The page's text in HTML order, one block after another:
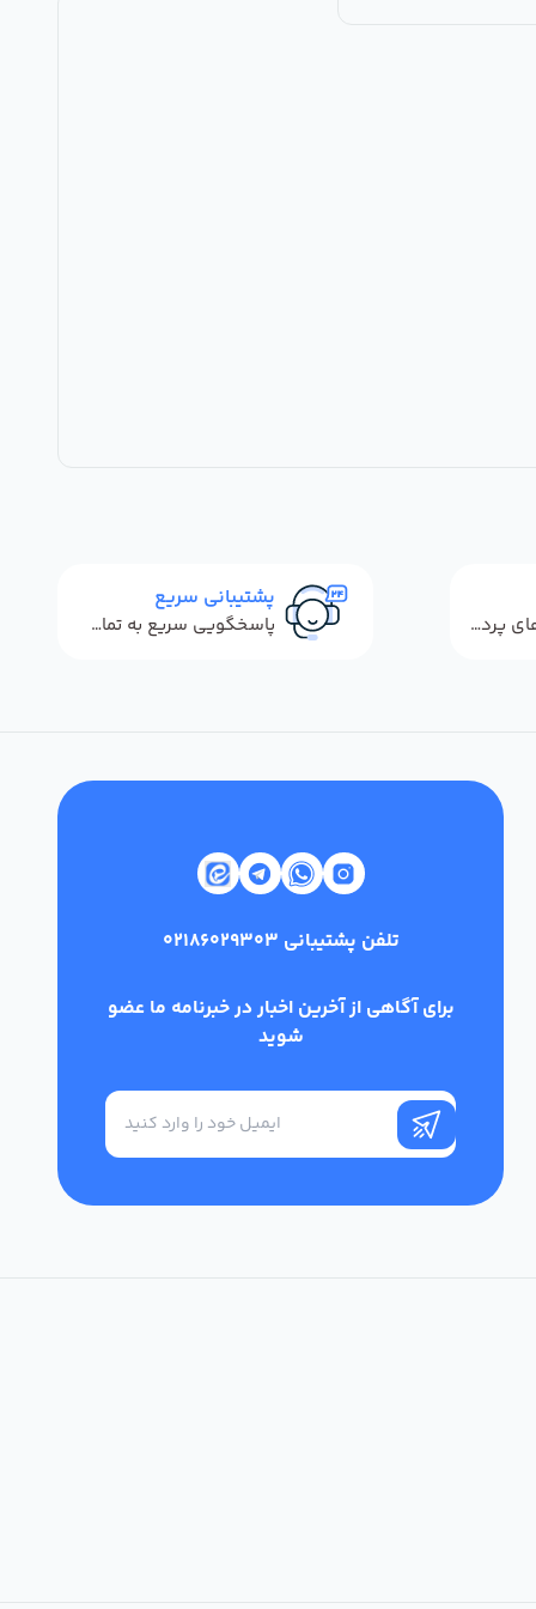
استفاده از روش‌های پرداخت امن
پشتیبانی سریع
پاسخگویی سریع به تماس‌ها و پیام‌ها
تلفن پشتیبانی 02186029303
برای آگاهی از آخرین اخبار در خبرنامه ما عضو
شوید